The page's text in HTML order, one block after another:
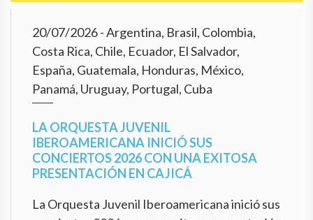
20/07/2026- Argentina, Brasil, Colombia,
Costa Rica, Chile, Ecuador, El Salvador,
España, Guatemala, Honduras, México,
Panamá, Uruguay, Portugal, Cuba
LA ORQUESTA JUVENIL
IBEROAMERICANA INICIÓ SUS
CONCIERTOS 2026 CON UNA EXITOSA
PRESENTACIÓN EN CAJICÁ
La Orquesta Juvenil Iberoamericana inició sus